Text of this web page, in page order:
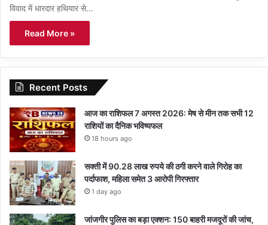
विवाद में धारदार हथियार से…
Read More »
Recent Posts
आज का राशिफल 7 अगस्त 2026: मेष से मीन तक सभी 12
राशियों का दैनिक भविष्यफल
18 hours ago
सक्ती में 90.28 लाख रुपये की ठगी करने वाले गिरोह का
पर्दाफाश, महिला समेत 3 आरोपी गिरफ्तार
1 day ago
जांजगीर पुलिस का बड़ा एक्शन: 150 बाहरी मजदूरों की जांच,